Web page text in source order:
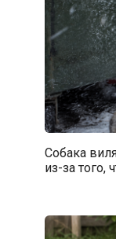
Собака
из-за того,